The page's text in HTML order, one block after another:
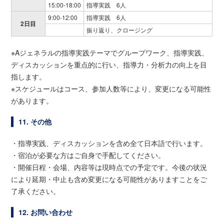
15:00-18:00
指導実践 6人
2日目
9:00-12:00
指導実践 6人
振り返り、クロージング
※Aジェネラルの指導実践テーマでグループワーク、指導実践、
ディスカッションを重点的に行い、指導力・分析力の向上を目
指します。
※スケジュールはコース、参加人数等により、変更になる可能性
があります。
11. その他
・指導実践、ディスカッションを含め全て日本語で行います。
・宿泊が必要な方はご自身で手配してください。
・開催日程・会場、内容等は現時点での予定です。今後の状況
により延期・中止も含め変更になる可能性がありますことをご
了承ください。
12. お問い合わせ